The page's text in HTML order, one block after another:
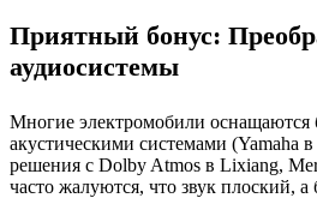
Приятный бонус:
аудиосистемы
Многие электромобили оснащаются
акустическими системами (Yamaha
решения с Dolby Atmos в Lixiang,
часто жалуются, что звук плоский, а